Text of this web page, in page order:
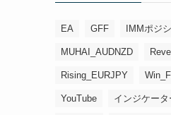
EA GFF IMMポジ
MUHAI_AUDNZD
Rising_EURJPY
YouTube インジケータ